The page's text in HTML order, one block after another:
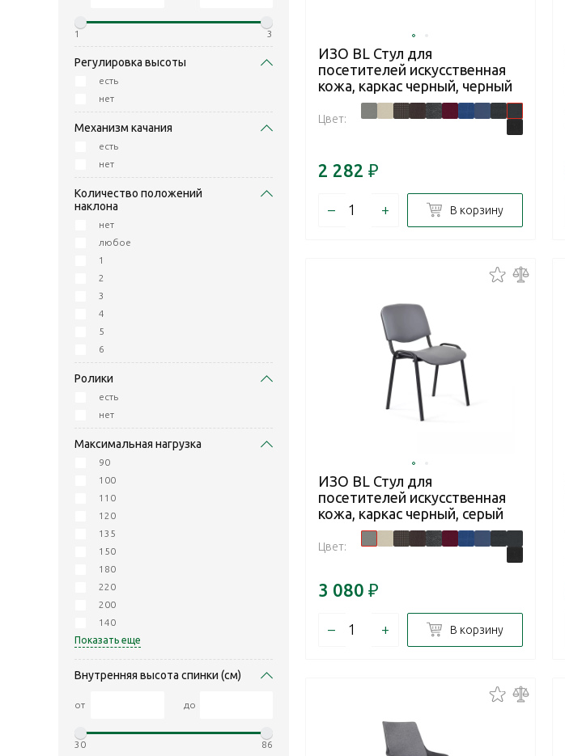
1 3
Регулировка высоты
есть
нет
Механизм качания
есть
нет
Количество положений
наклона
нет
любое
1
2
3
4
5
6
Ролики
есть
нет
Максимальная нагрузка
90
100
110
120
135
150
180
220
200
140
Показать еще
Внутренняя высота спинки (см)
от до
30 86
ИЗО BL Стул для
посетителей искусственная
кожа, каркас черный, черный
Цвет:
2 282 ₽
– + В корзину
ИЗО BL Стул для
посетителей искусственная
кожа, каркас черный, серый
Цвет:
3 080 ₽
– + В корзину